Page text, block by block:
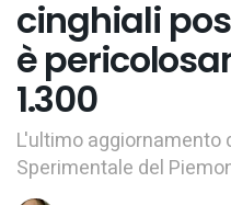
cinghiali
è
1.300
L'ultimo
Sperimentale del